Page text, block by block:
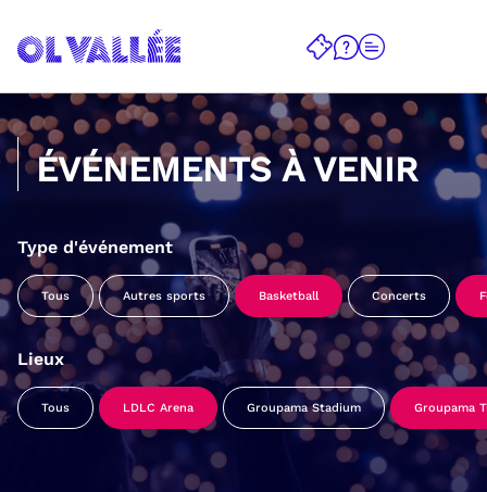
ÉVÉNEMENTS À VENIR
Type d'événement
Tous Autres sports Basketball Concerts
Lieux
Tous LDLC Arena Groupama Stadium Groupama